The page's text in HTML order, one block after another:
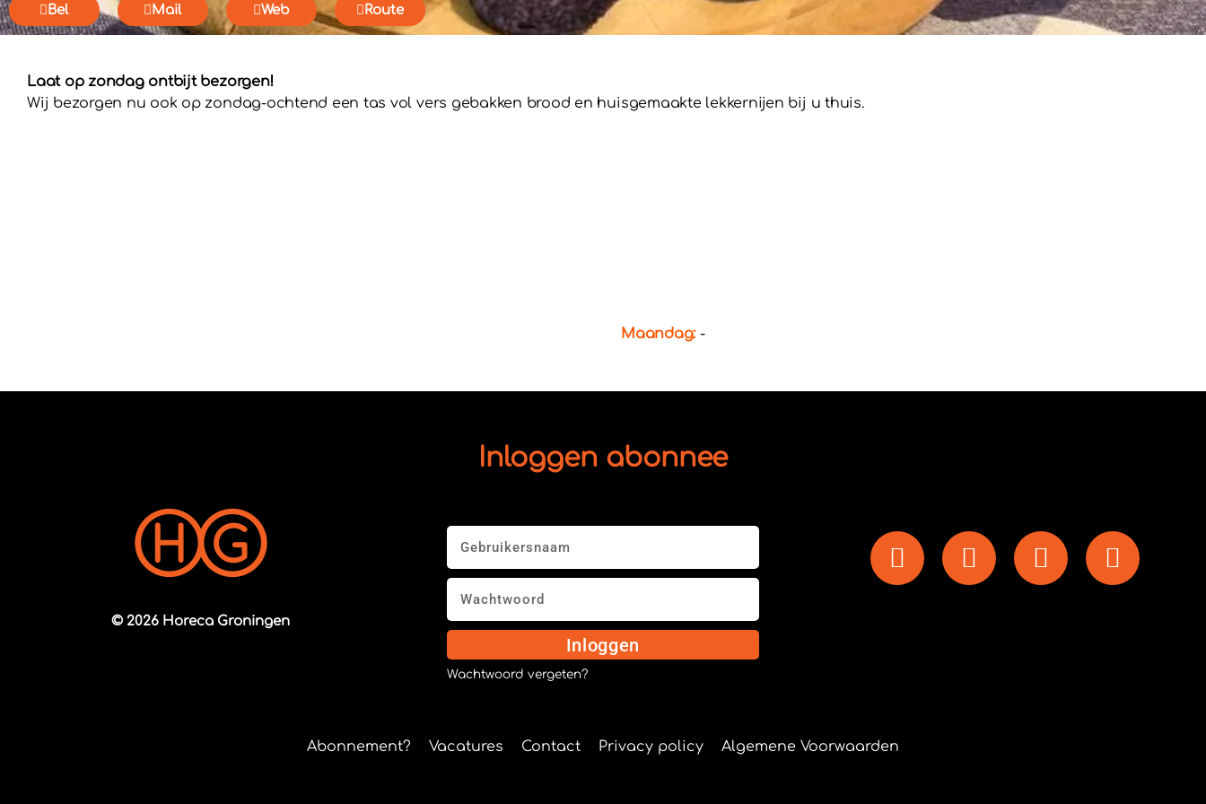
Bel Mail Web Route
Laat op zondag ontbijt bezorgen!
Wij bezorgen nu ook op zondag-ochtend een tas vol vers gebakken brood en huisgemaakte lekkernijen bij u thuis.
Maandag: -
© 2026 Horeca Groningen
Inloggen abonnee
Inloggen
Wachtwoord vergeten?
Abonnement? Vacatures Contact Privacy policy Algemene Voorwaarden